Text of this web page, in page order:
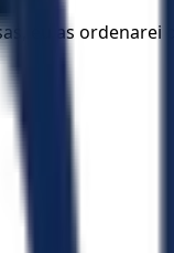
eu as ordenarei